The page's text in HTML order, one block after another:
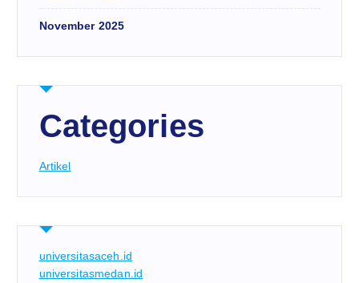
November 2025
Categories
Artikel
universitasaceh.id
universitasmedan.id